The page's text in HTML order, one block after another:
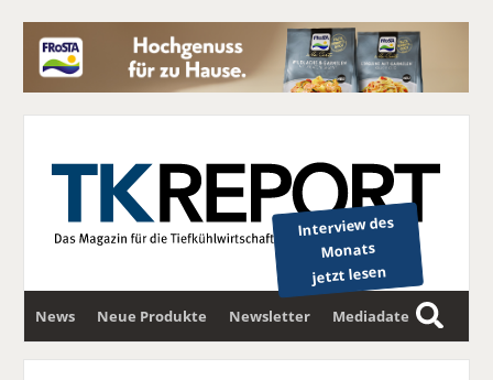
Interview des
Monats
jetzt lesen
News Neue Produkte Newsletter Mediadaten
S
u